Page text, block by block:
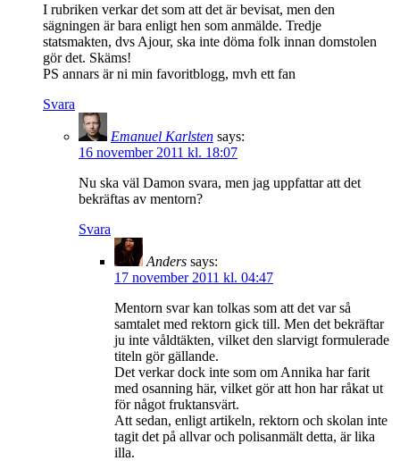
I rubriken verkar det som att det är bevisat, men den
sägningen är bara enligt hen som anmälde. Tredje
statsmakten, dvs Ajour, ska inte döma folk innan domstolen
gör det. Skäms!
PS annars är ni min favoritblogg, mvh ett fan
Svara
Emanuel Karlsten says:
16 november 2011 kl. 18:07
Nu ska väl Damon svara, men jag uppfattar att det
bekräftas av mentorn?
Svara
Anders says:
17 november 2011 kl. 04:47
Mentorn svar kan tolkas som att det var så
samtalet med rektorn gick till. Men det bekräftar
ju inte våldtäkten, vilket den slarvigt formulerade
titeln gör gällande.
Det verkar dock inte som om Annika har farit
med osanning här, vilket gör att hon har råkat ut
för något fruktansvärt.
Att sedan, enligt artikeln, rektorn och skolan inte
tagit det på allvar och polisanmält detta, är lika
illa.